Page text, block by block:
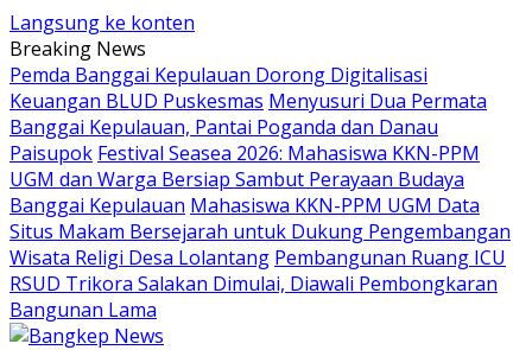
Langsung ke konten
Breaking News
Pemda Banggai Kepulauan Dorong Digitalisasi
Keuangan BLUD Puskesmas Menyusuri Dua Permata
Banggai Kepulauan, Pantai Poganda dan Danau
Paisupok Festival Seasea 2026: Mahasiswa KKN-PPM
UGM dan Warga Bersiap Sambut Perayaan Budaya
Banggai Kepulauan Mahasiswa KKN-PPM UGM Data
Situs Makam Bersejarah untuk Dukung Pengembangan
Wisata Religi Desa Lolantang Pembangunan Ruang ICU
RSUD Trikora Salakan Dimulai, Diawali Pembongkaran
Bangunan Lama